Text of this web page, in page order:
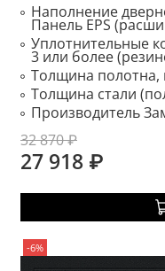
Наполнение
Панель EPS
Уплотнительные
3 или более
Толщина полотна,
Толщина стали
Производитель
32 870 ₽
27 918 ₽
-6%